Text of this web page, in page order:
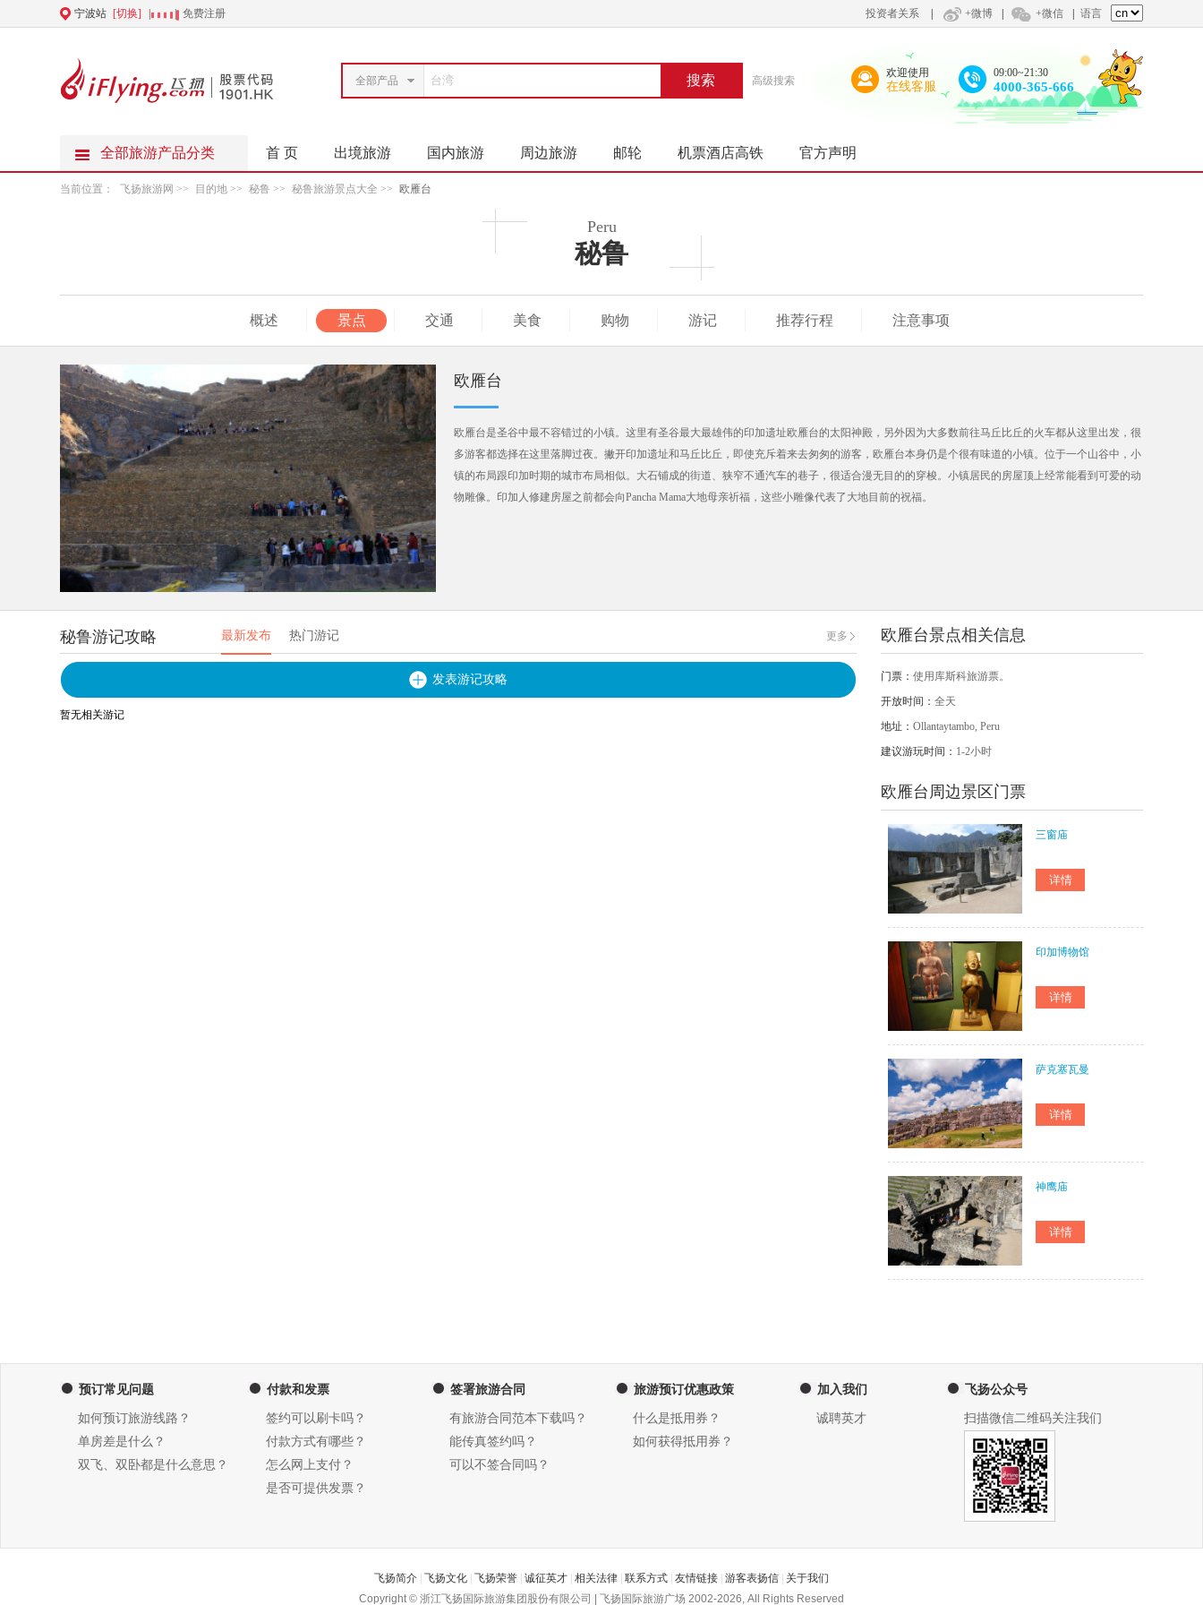
宁波站 [切换] | 免费注册 投资者关系 +微博 +微信 语言
全部产品 搜索 高级搜索
欢迎使用
在线客服
09:00~21:30
4000-365-666
全部旅游产品分类 首 页 出境旅游 国内旅游 周边旅游 邮轮 机票酒店高铁 官方声明
当前位置： 飞扬旅游网 >> 目的地 >> 秘鲁 >> 秘鲁旅游景点大全 >> 欧雁台
Peru
秘鲁
概述 景点 交通 美食 购物 游记 推荐行程 注意事项
欧雁台
欧雁台是圣谷中最不容错过的小镇。这里有圣谷最大最雄伟的印加遗址欧雁台的太阳神殿，另外因为大多数前往马丘比丘的火车都从这里出发，很
多游客都选择在这里落脚过夜。撇开印加遗址和马丘比丘，即使充斥着来去匆匆的游客，欧雁台本身仍是个很有味道的小镇。位于一个山谷中，小
镇的布局跟印加时期的城市布局相似。大石铺成的街道、狭窄不通汽车的巷子，很适合漫无目的的穿梭。小镇居民的房屋顶上经常能看到可爱的动
物雕像。印加人修建房屋之前都会向Pancha Mama大地母亲祈福，这些小雕像代表了大地目前的祝福。
秘鲁游记攻略 最新发布 热门游记 更多
发表游记攻略
暂无相关游记
欧雁台景点相关信息
门票： 使用库斯科旅游票。
开放时间： 全天
地址： Ollantaytambo, Peru
建议游玩时间： 1-2小时
欧雁台周边景区门票
三窗庙
印加博物馆
萨克塞瓦曼
神鹰庙
预订常见问题
如何预订旅游线路？
单房差是什么？
双飞、双卧都是什么意思？
付款和发票
签约可以刷卡吗？
付款方式有哪些？
怎么网上支付？
是否可提供发票？
签署旅游合同
有旅游合同范本下载吗？
能传真签约吗？
可以不签合同吗？
旅游预订优惠政策
什么是抵用券？
如何获得抵用券？
加入我们
诚聘英才
飞扬公众号
扫描微信二维码关注我们
飞扬简介 飞扬文化 飞扬荣誉 诚征英才 相关法律 联系方式 友情链接 游客表扬信
关于我们
Copyright © 浙江飞扬国际旅游集团股份有限公司 | 飞扬国际旅游广场 2002-2026, All Rights Reserved